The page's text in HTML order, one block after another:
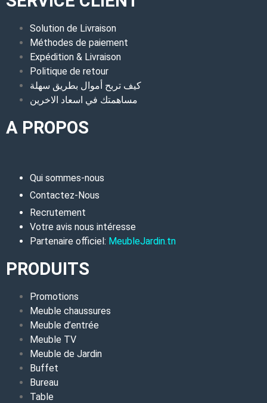
Solution de Livraison
Méthodes de paiement
Expédition & Livraison
Politique de retour
كيف تربح أموال بطريق سهلة
مساهمتك في اسعاد الاخرين
A PROPOS
Qui sommes-nous
Contactez-Nous
Recrutement
Votre avis nous intéresse
Partenaire officiel: MeubleJardin.tn
PRODUITS
Promotions
Meuble chaussures
Meuble d’entrée
Meuble TV
Meuble de Jardin
Buffet
Bureau
Table